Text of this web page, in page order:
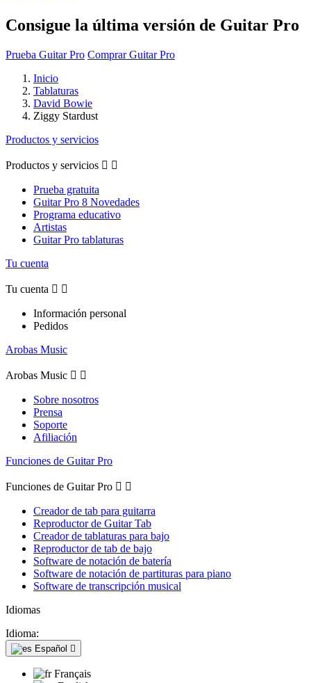
Consigue la última versión de Guitar Pro
Prueba Guitar Pro Comprar Guitar Pro
Inicio
Tablaturas
David Bowie
Ziggy Stardust
Productos y servicios
Productos y servicios  
Prueba gratuita
Guitar Pro 8 Novedades
Programa educativo
Artistas
Guitar Pro tablaturas
Tu cuenta
Tu cuenta  
Información personal
Pedidos
Arobas Music
Arobas Music  
Sobre nosotros
Prensa
Soporte
Afiliación
Funciones de Guitar Pro
Funciones de Guitar Pro  
Creador de tab para guitarra
Reproductor de Guitar Tab
Creador de tablaturas para bajo
Reproductor de tab de bajo
Software de notación de batería
Software de notación de partituras para piano
Software de transcripción musical
Idiomas
Idioma:
Español 
Français